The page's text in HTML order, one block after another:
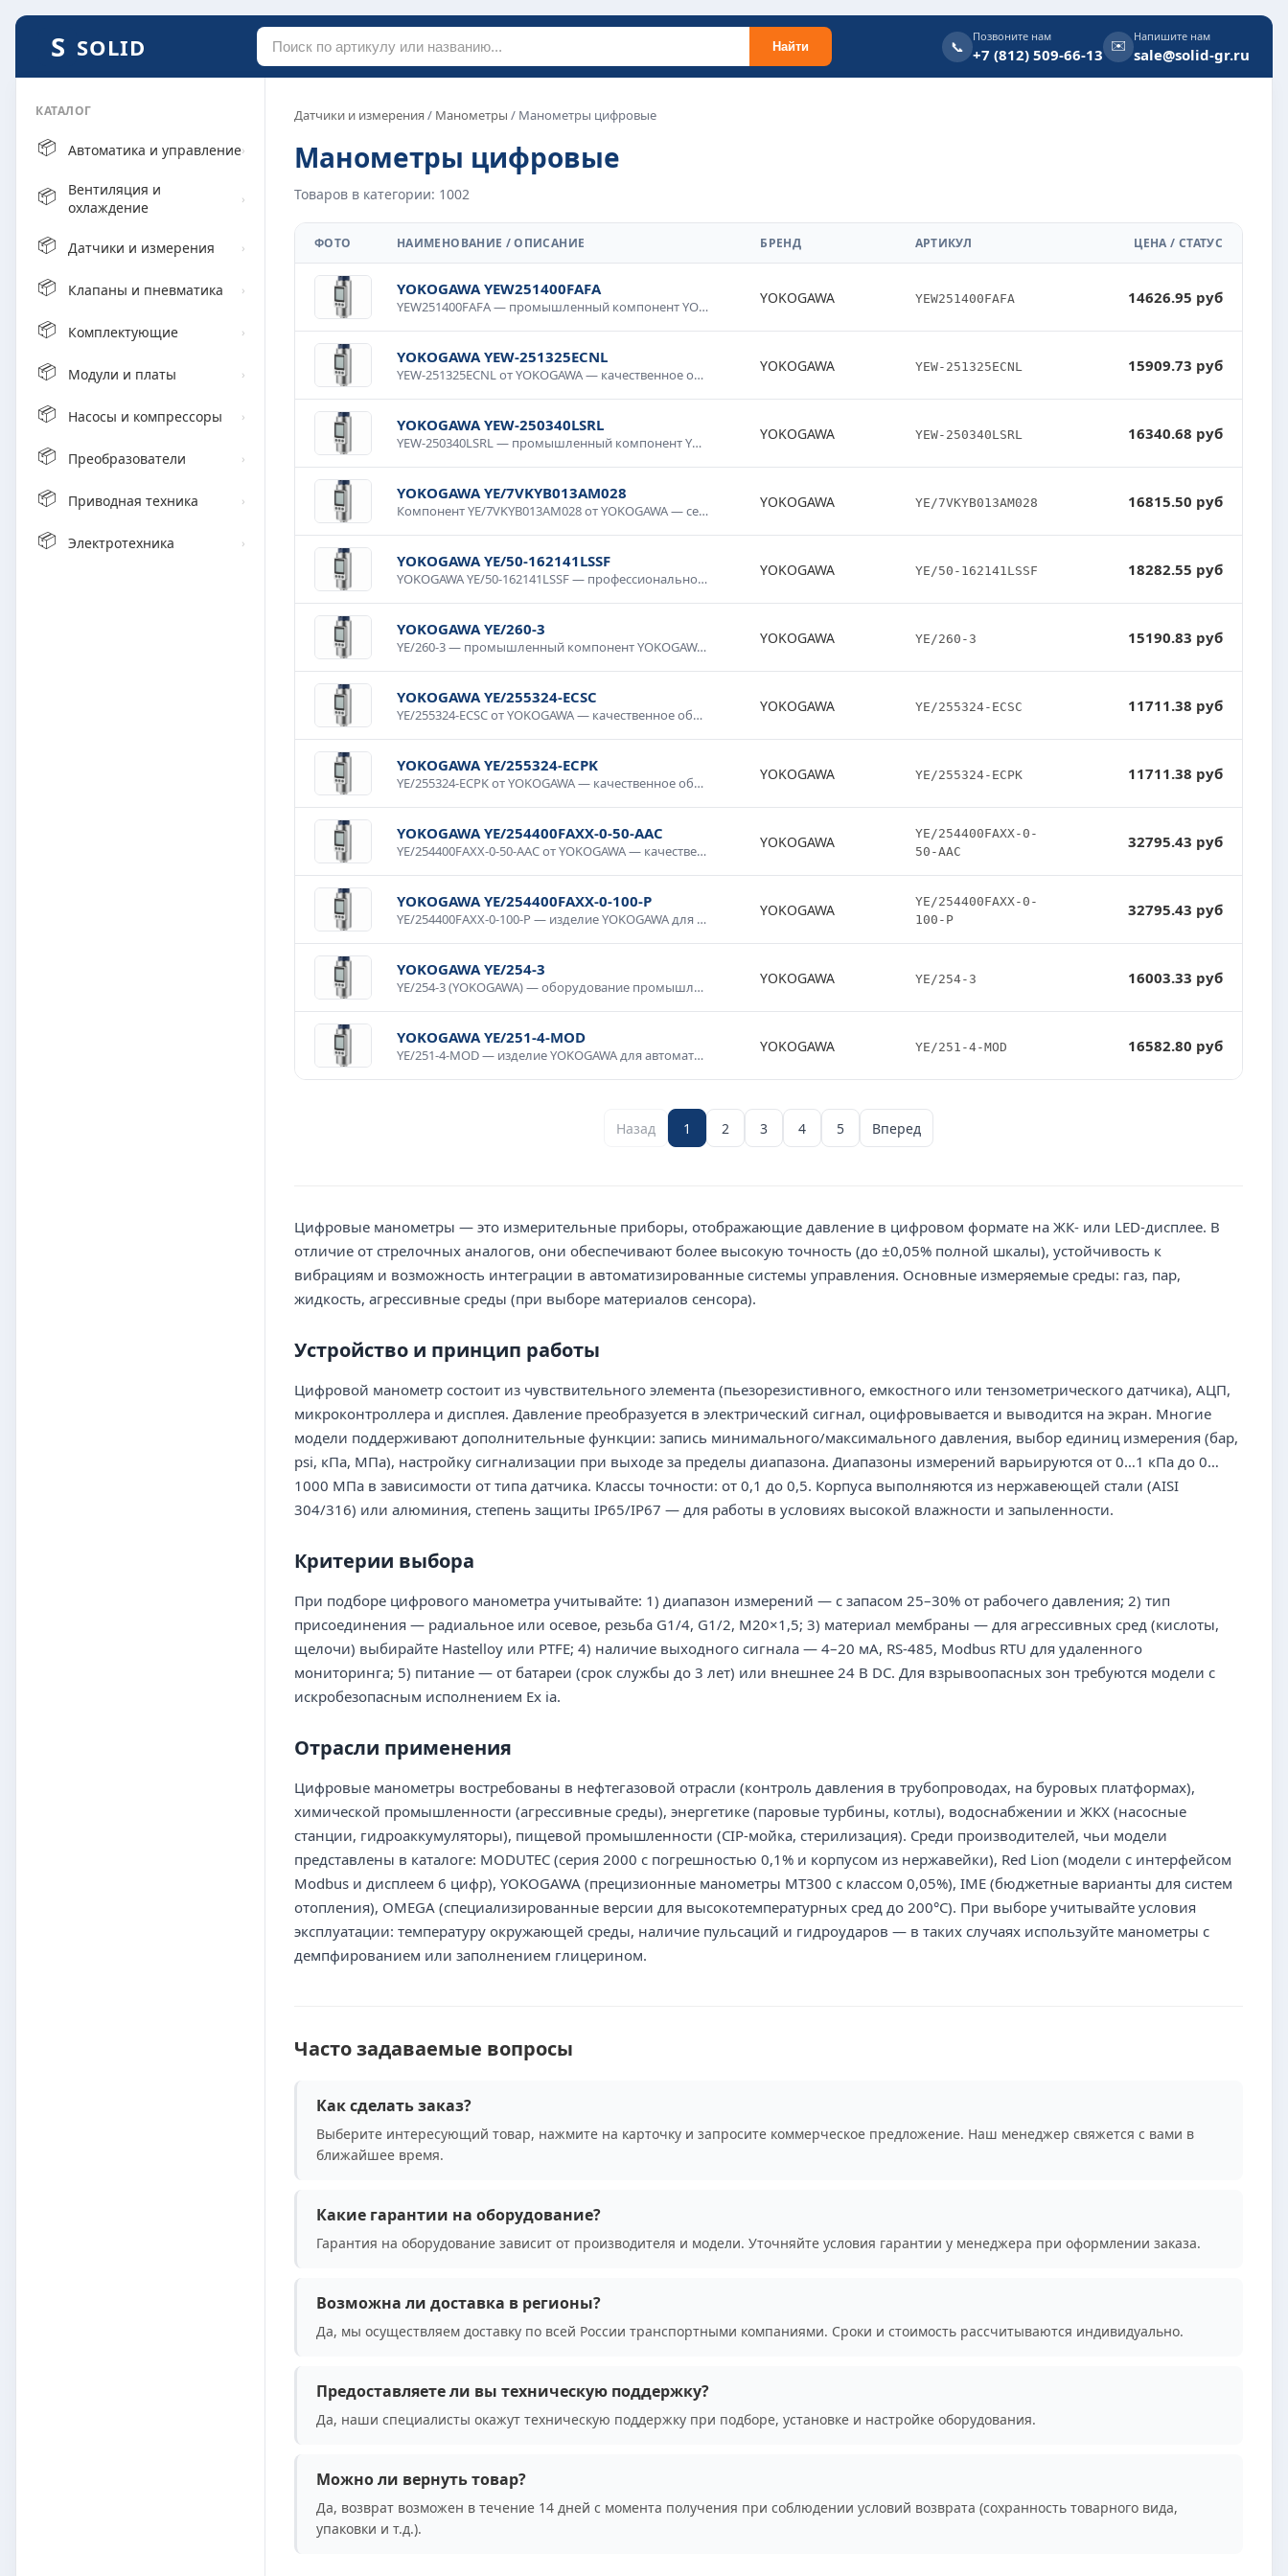
SOLID Найти 📞
Позвоните нам
+7 (812) 509-66-13
✉️ Напишите нам
sale@solid-gr.ru
КАТАЛОГ
📦 Автоматика и управление›
📦
Вентиляция и
охлаждение
›
📦 Датчики и измерения ›
📦 Клапаны и пневматика ›
📦 Комплектующие ›
📦 Модули и платы ›
📦 Насосы и компрессоры ›
📦 Преобразователи ›
📦 Приводная техника ›
📦 Электротехника ›
Датчики и измерения/ Манометры / Манометры цифровые
Манометры цифровые
Товаров в категории: 1002
ФОТО НАИМЕНОВАНИЕ / ОПИСАНИЕ БРЕНД АРТИКУЛ ЦЕНА / СТАТУС
YOKOGAWA YEW251400FAFA
YEW251400FAFA — промышленный компонент YOKOGAWA для систем автоматизации и управления технологическими процессами. Высокая надежность, промышленное исполнение, стойкость к нагрузкам и температурным воздействиям. Применяется в производственных линиях, системах управления, контрольно-измерительном оборудовании. Сертифицировано для промышленного применения, соответствует международным стандартам качества.
YOKOGAWA YEW251400FAFA 14626.95 руб
YOKOGAWA YEW-251325ECNL
YEW-251325ECNL от YOKOGAWA — качественное оборудование для промышленных систем и технологических процессов. Надежная работа в широком диапазоне условий, простота интеграции, совместимость со стандартным оборудованием. Применяется в производственной автоматике, системах мониторинга и управления. Гарантия производителя, техническая поддержка.
YOKOGAWA YEW-251325ECNL 15909.73 руб
YOKOGAWA YEW-250340LSRL
YEW-250340LSRL — промышленный компонент YOKOGAWA для систем автоматизации. Высокая надежность, промышленное исполнение, стойкость к нагрузкам и температурным воздействиям. Применяется в производственных линиях, системах управления технологическими процессами, контрольно-измерительном оборудовании. Сертифицировано для промышленного применения.
YOKOGAWA YEW-250340LSRL 16340.68 руб
YOKOGAWA YE/7VKYB013AM028
Компонент YE/7VKYB013AM028 от YOKOGAWA — сертифицированное изделие для промышленного применения. Высокие технические характеристики, устойчивость к внешним воздействиям, надежность в эксплуатации. Применяется в автоматизированных системах, электротехнических установках, измерительных приборах. Соответствует требованиям промышленной безопасности.
YOKOGAWA YE/7VKYB013AM028 16815.50 руб
YOKOGAWA YE/50-162141LSSF
YOKOGAWA YE/50-162141LSSF — профессиональное решение для промышленных задач любой сложности. Проверенное качество, техническая надежность, широкий диапазон рабочих условий эксплуатации. Интеграция в системы автоматизации, производственные комплексы, инженерные сети предприятий. Гарантия производителя, техническая документация, сервисная поддержка на всей территории России.
YOKOGAWA YE/50-162141LSSF 18282.55 руб
YOKOGAWA YE/260-3
YE/260-3 — промышленный компонент YOKOGAWA для систем автоматизации. Высокая надежность, промышленное исполнение, стойкость к нагрузкам и температурным воздействиям. Применяется в производственных линиях, системах управления технологическими процессами, контрольно-измерительном оборудовании. Сертифицировано для промышленного применения.
YOKOGAWA YE/260-3 15190.83 руб
YOKOGAWA YE/255324-ECSC
YE/255324-ECSC от YOKOGAWA — качественное оборудование для промышленных систем и технологических процессов. Надежная работа в широком диапазоне условий, простота интеграции, совместимость со стандартным оборудованием. Применяется в производственной автоматике, системах мониторинга и управления. Гарантия производителя, техническая поддержка.
YOKOGAWA YE/255324-ECSC 11711.38 руб
YOKOGAWA YE/255324-ECPK
YE/255324-ECPK от YOKOGAWA — качественное оборудование для промышленных систем и технологических процессов. Надежная работа в широком диапазоне условий, простота интеграции, совместимость со стандартным оборудованием. Применяется в производственной автоматике, системах мониторинга и управления. Гарантия производителя, техническая поддержка.
YOKOGAWA YE/255324-ECPK 11711.38 руб
YOKOGAWA YE/254400FAXX-0-50-AAC
YE/254400FAXX-0-50-AAC от YOKOGAWA — качественное оборудование для промышленных систем и технологических процессов. Надежная работа в широком диапазоне условий, простота интеграции, совместимость со стандартным оборудованием. Применяется в производственной автоматике, системах мониторинга и управления. Гарантия производителя, техническая поддержка.
YOKOGAWA
YE/254400FAXX-0-
50-AAC
32795.43 руб
YOKOGAWA YE/254400FAXX-0-100-P
YE/254400FAXX-0-100-P — изделие YOKOGAWA для автоматизации и промышленной электроники. Качественное исполнение, стабильные параметры, долговечность. Используется в системах управления, контрольном оборудовании, промышленных комплексах. Проверено в условиях промышленной эксплуатации, рекомендовано для ответственных применений.
YOKOGAWA
YE/254400FAXX-0-
100-P
32795.43 руб
YOKOGAWA YE/254-3
YE/254-3 (YOKOGAWA) — оборудование промышленного класса с гарантией качества. Надежная конструкция, продолжительный срок службы, соответствие международным стандартам. Используется в промышленной автоматике, системах диспетчеризации, производственном оборудовании. Доставка по России, консультация специалиста.
YOKOGAWA YE/254-3 16003.33 руб
YOKOGAWA YE/251-4-MOD
YE/251-4-MOD — изделие YOKOGAWA для автоматизации и промышленной электроники. Качественное исполнение, стабильные параметры, долговечность. Используется в системах управления, контрольном оборудовании, промышленных комплексах. Проверено в условиях промышленной эксплуатации, рекомендовано для ответственных применений.
YOKOGAWA YE/251-4-MOD 16582.80 руб
Назад 1 2 3 4 5 Вперед
Цифровые манометры — это измерительные приборы, отображающие давление в цифровом формате на ЖК- или LED-дисплее. В
отличие от стрелочных аналогов, они обеспечивают более высокую точность (до ±0,05% полной шкалы), устойчивость к
вибрациям и возможность интеграции в автоматизированные системы управления. Основные измеряемые среды: газ, пар,
жидкость, агрессивные среды (при выборе материалов сенсора).
Устройство и принцип работы
Цифровой манометр состоит из чувствительного элемента (пьезорезистивного, емкостного или тензометрического датчика), АЦП,
микроконтроллера и дисплея. Давление преобразуется в электрический сигнал, оцифровывается и выводится на экран. Многие
модели поддерживают дополнительные функции: запись минимального/максимального давления, выбор единиц измерения (бар,
psi, кПа, МПа), настройку сигнализации при выходе за пределы диапазона. Диапазоны измерений варьируются от 0…1 кПа до 0…
1000 МПа в зависимости от типа датчика. Классы точности: от 0,1 до 0,5. Корпуса выполняются из нержавеющей стали (AISI
304/316) или алюминия, степень защиты IP65/IP67 — для работы в условиях высокой влажности и запыленности.
Критерии выбора
При подборе цифрового манометра учитывайте: 1) диапазон измерений — с запасом 25–30% от рабочего давления; 2) тип
присоединения — радиальное или осевое, резьба G1/4, G1/2, M20×1,5; 3) материал мембраны — для агрессивных сред (кислоты,
щелочи) выбирайте Hastelloy или PTFE; 4) наличие выходного сигнала — 4–20 мА, RS-485, Modbus RTU для удаленного
мониторинга; 5) питание — от батареи (срок службы до 3 лет) или внешнее 24 В DC. Для взрывоопасных зон требуются модели с
искробезопасным исполнением Ex ia.
Отрасли применения
Цифровые манометры востребованы в нефтегазовой отрасли (контроль давления в трубопроводах, на буровых платформах),
химической промышленности (агрессивные среды), энергетике (паровые турбины, котлы), водоснабжении и ЖКХ (насосные
станции, гидроаккумуляторы), пищевой промышленности (CIP-мойка, стерилизация). Среди производителей, чьи модели
представлены в каталоге: MODUTEC (серия 2000 с погрешностью 0,1% и корпусом из нержавейки), Red Lion (модели с интерфейсом
Modbus и дисплеем 6 цифр), YOKOGAWA (прецизионные манометры MT300 с классом 0,05%), IME (бюджетные варианты для систем
отопления), OMEGA (специализированные версии для высокотемпературных сред до 200°C). При выборе учитывайте условия
эксплуатации: температуру окружающей среды, наличие пульсаций и гидроударов — в таких случаях используйте манометры с
демпфированием или заполнением глицерином.
Часто задаваемые вопросы
Как сделать заказ?
Выберите интересующий товар, нажмите на карточку и запросите коммерческое предложение. Наш менеджер свяжется с вами в
ближайшее время.
Какие гарантии на оборудование?
Гарантия на оборудование зависит от производителя и модели. Уточняйте условия гарантии у менеджера при оформлении заказа.
Возможна ли доставка в регионы?
Да, мы осуществляем доставку по всей России транспортными компаниями. Сроки и стоимость рассчитываются индивидуально.
Предоставляете ли вы техническую поддержку?
Да, наши специалисты окажут техническую поддержку при подборе, установке и настройке оборудования.
Можно ли вернуть товар?
Да, возврат возможен в течение 14 дней с момента получения при соблюдении условий возврата (сохранность товарного вида,
упаковки и т.д.).